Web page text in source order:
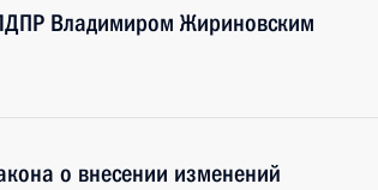
Владимиром Жириновским
о внесении изменений